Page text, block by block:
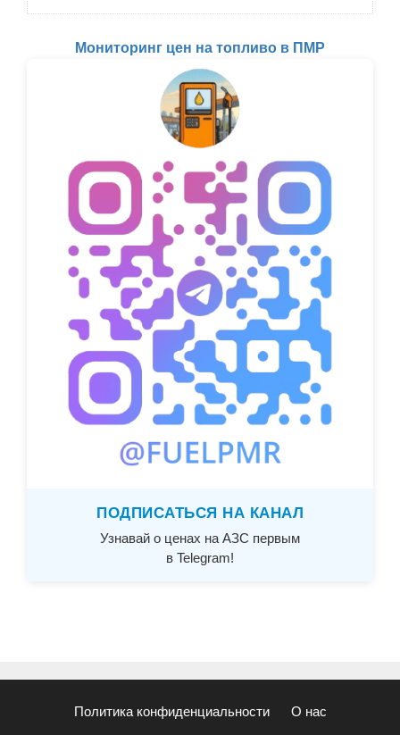
Мониторинг цен на топливо в ПМР
ПОДПИСАТЬСЯ НА КАНАЛ
Узнавай о ценах на АЗС первым
в Telegram!
Политика конфиденциальности О нас